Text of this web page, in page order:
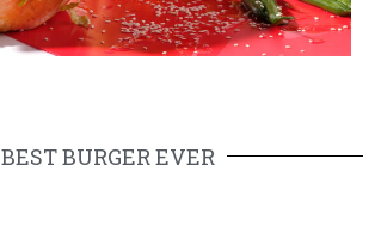
BEST BURGER EVER